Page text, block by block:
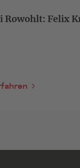
Rowohlt: Felix